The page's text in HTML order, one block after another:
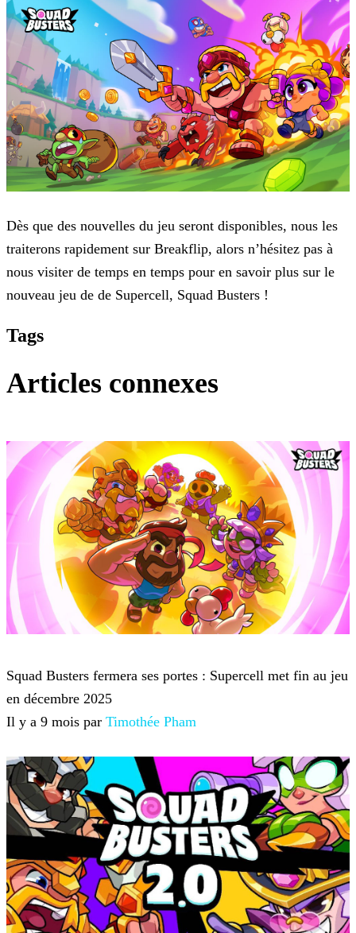
Dès que des nouvelles du jeu seront disponibles, nous les
traiterons rapidement sur Breakflip, alors n’hésitez pas à
nous visiter de temps en temps pour en savoir plus sur le
nouveau jeu de de Supercell, Squad Busters !
Tags
Articles connexes
Squad Busters fermera ses portes : Supercell met fin au jeu
en décembre 2025
Il y a 9 mois par Timothée Pham